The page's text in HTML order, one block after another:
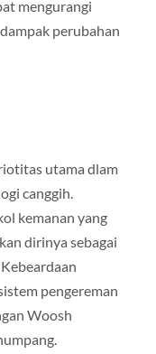
mengurangi
perubahan
utama dlam
canggih.
kemanan yang
dirinya sebagai
pengereman
Woosh